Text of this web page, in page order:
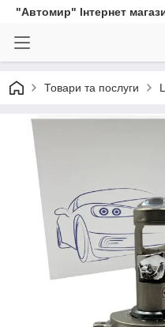
"Автомир" Інтернет
Товари та послуги